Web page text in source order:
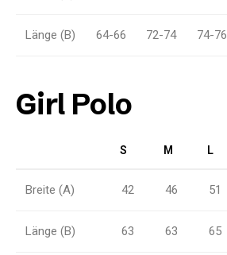
Länge (B) 64-66 72-74 74-76
Girl Polo
S M L
Breite (A) 42 46 51
Länge (B) 63 63 65